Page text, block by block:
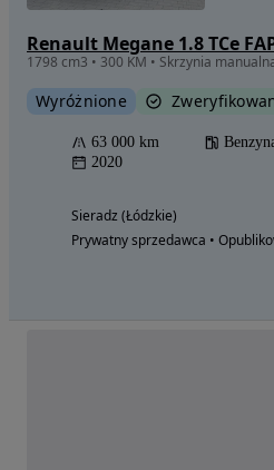
Renault Megane 1.8 TCe
Wyróżnione
63 000 km
2020
Sieradz (Łódzkie)
Prywatny sprzedawca •